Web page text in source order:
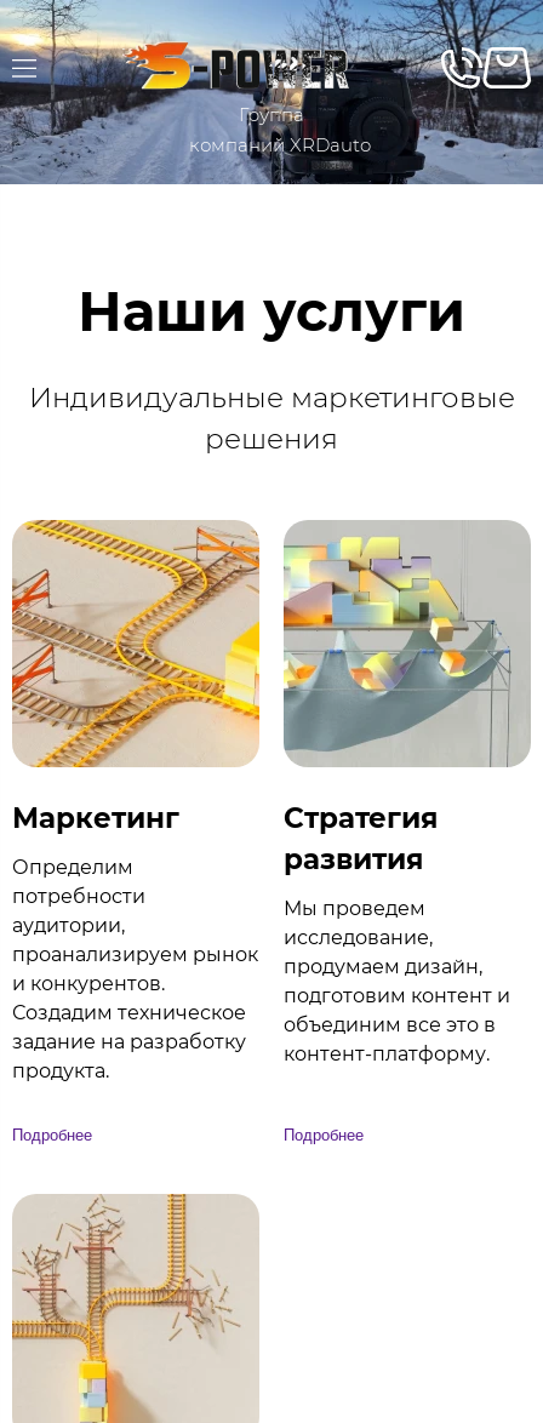
Группа
компаний XRDauto
Наши услуги
Индивидуальные маркетинговые
решения
Маркетинг
Определим
потребности
аудитории,
проанализируем рынок
и конкурентов.
Создадим техническое
задание на разработку
продукта.
Подробнее
Стратегия
развития
Мы проведем
исследование,
продумаем дизайн,
подготовим контент и
объединим все это в
контент-платформу.
Подробнее